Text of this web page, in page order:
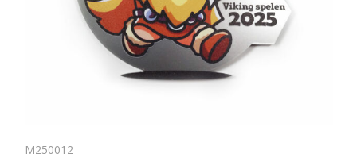
M250012